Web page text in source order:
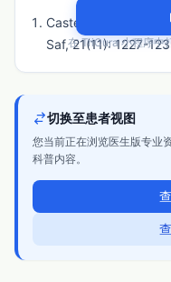
Castellsague J, et
Saf, 21(11): 1227-
Coxib and
3. 依从性
证据强度：
（如混悬液、片剂）
究。理论上，颗粒剂
在 TriCura 小程序中
切换至患者视图
您当前正在浏览医生版专业
科普内容。